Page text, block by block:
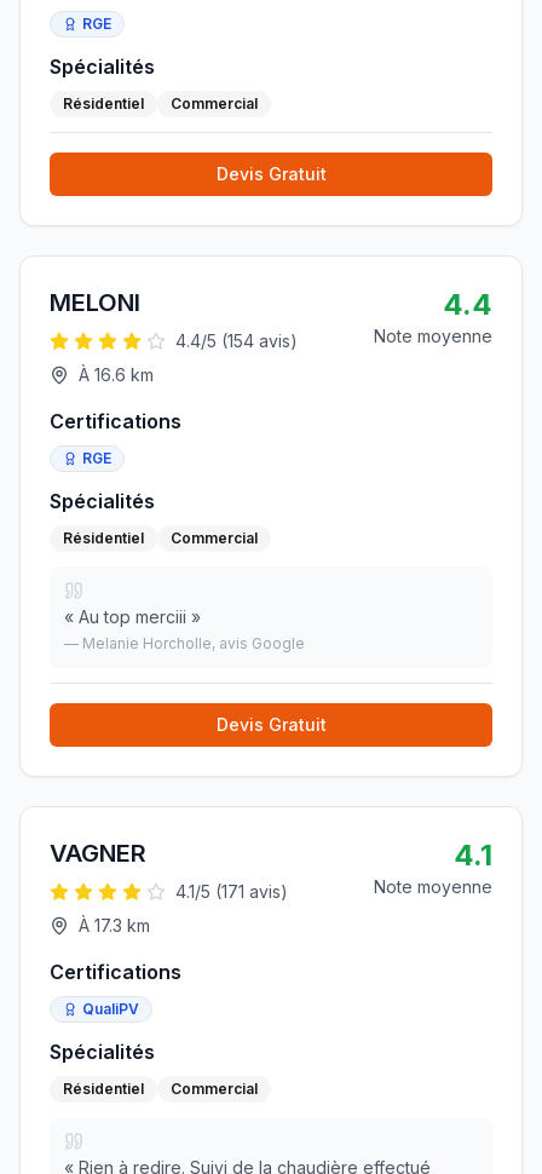
RGE
Spécialités
Résidentiel Commercial
Devis Gratuit
MELONI
4.4/5 (154 avis)
À 16.6 km
4.4
Note moyenne
Certifications
RGE
Spécialités
Résidentiel Commercial
« Au top merciii »
— Melanie Horcholle, avis Google
Devis Gratuit
VAGNER
4.1/5 (171 avis)
À 17.3 km
4.1
Note moyenne
Certifications
QualiPV
Spécialités
Résidentiel Commercial
« Rien à redire. Suivi de la chaudière effectué